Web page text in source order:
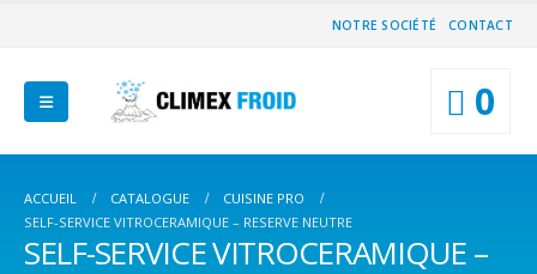
NOTRE SOCIÉTÉ CONTACT
0
ACCUEIL CATALOGUE
CUISINE PRO
SELF-SERVICE VITROCERAMIQUE – RESERVE NEUTRE
SELF-SERVICE VITROCERAMIQUE –